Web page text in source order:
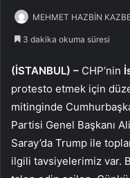
MEHMET HAZBİN
3 dakika okuma süresi
(İSTANBUL) – CHP’nin
protesto etmek için
mitinginde
Partisi Genel Başkanı
Saray’da Trump ile
ilgili tavsiyelerimiz var.